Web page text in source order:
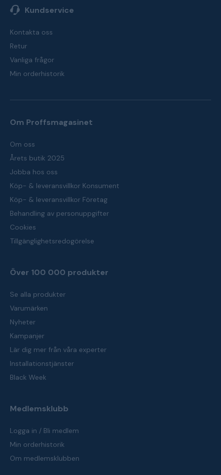
Kundservice
Kontakta oss
Retur
Vanliga frågor
Min orderhistorik
Om Proffsmagasinet
Om oss
Årets butik 2025
Jobba hos oss
Köp- & leveransvillkor Konsument
Köp- & leveransvillkor Företag
Behandling av personuppgifter
Cookies
Tillgänglighetsredogörelse
Över 100 000 produkter
Se alla produkter
Varumärken
Nyheter
Kampanjer
Lär dig mer från våra experter
Installationstjänster
Black Week
Medlemsklubb
Logga in / Bli medlem
Min orderhistorik
Om medlemsklubben